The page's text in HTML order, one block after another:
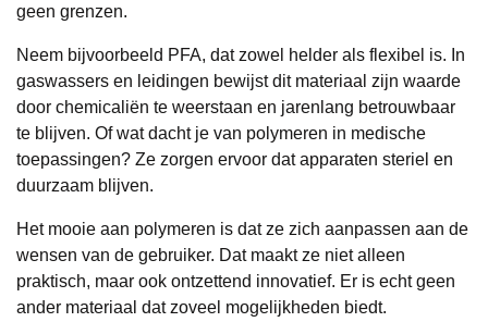
geen grenzen.
Neem bijvoorbeeld PFA, dat zowel helder als flexibel is. In
gaswassers en leidingen bewijst dit materiaal zijn waarde
door chemicaliën te weerstaan en jarenlang betrouwbaar
te blijven. Of wat dacht je van polymeren in medische
toepassingen? Ze zorgen ervoor dat apparaten steriel en
duurzaam blijven.
Het mooie aan polymeren is dat ze zich aanpassen aan de
wensen van de gebruiker. Dat maakt ze niet alleen
praktisch, maar ook ontzettend innovatief. Er is echt geen
ander materiaal dat zoveel mogelijkheden biedt.